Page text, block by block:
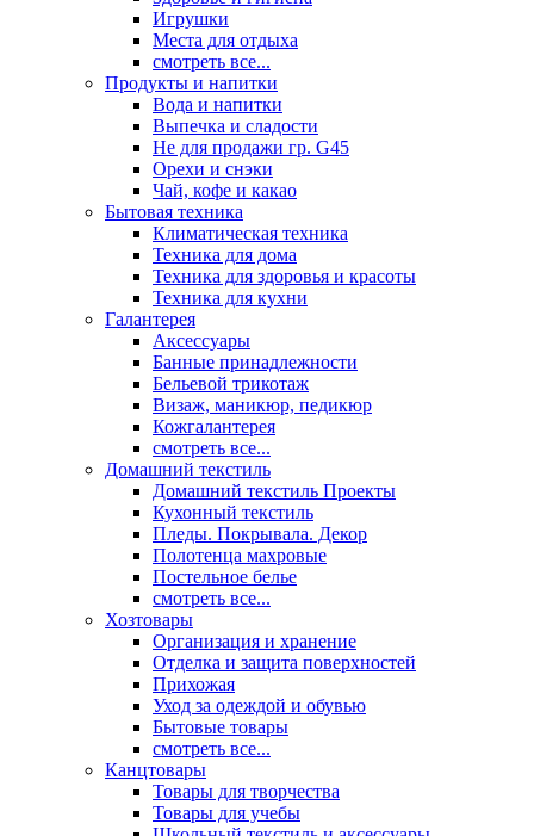
Игрушки
Места для отдыха
смотреть все...
Продукты и напитки
Вода и напитки
Выпечка и сладости
Не для продажи гр. G45
Орехи и снэки
Чай, кофе и какао
Бытовая техника
Климатическая техника
Техника для дома
Техника для здоровья и красоты
Техника для кухни
Галантерея
Аксессуары
Банные принадлежности
Бельевой трикотаж
Визаж, маникюр, педикюр
Кожгалантерея
смотреть все...
Домашний текстиль
Домашний текстиль Проекты
Кухонный текстиль
Пледы. Покрывала. Декор
Полотенца махровые
Постельное белье
смотреть все...
Хозтовары
Организация и хранение
Отделка и защита поверхностей
Прихожая
Уход за одеждой и обувью
Бытовые товары
смотреть все...
Канцтовары
Товары для творчества
Товары для учебы